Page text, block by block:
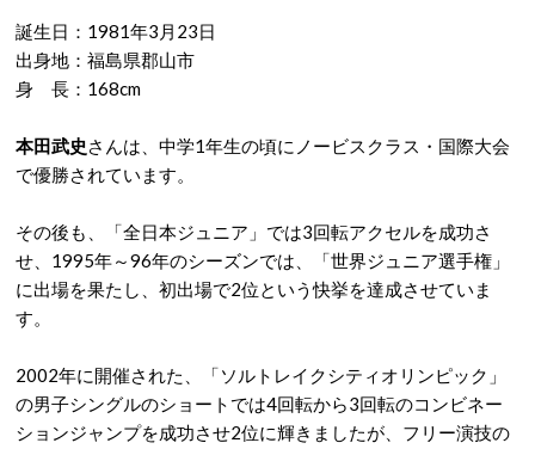
誕生日：1981年3月23日
出身地：福島県郡山市
身 長：168cm
本田武史さんは、中学1年生の頃にノービスクラス・国際大会
で優勝されています。
その後も、「全日本ジュニア」では3回転アクセルを成功さ
せ、1995年～96年のシーズンでは、「世界ジュニア選手権」
に出場を果たし、初出場で2位という快挙を達成させていま
す。
2002年に開催された、「ソルトレイクシティオリンピック」
の男子シングルのショートでは4回転から3回転のコンビネー
ションジャンプを成功させ2位に輝きましたが、フリー演技の